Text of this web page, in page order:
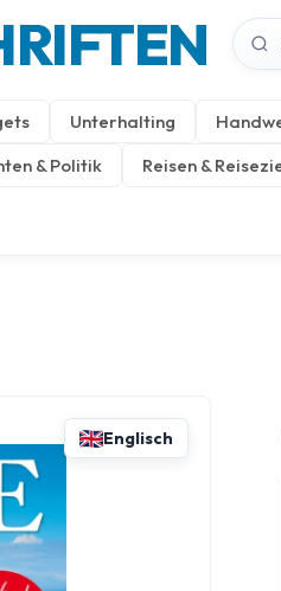
Unterhalting
& Politik Reisen &
Englisch